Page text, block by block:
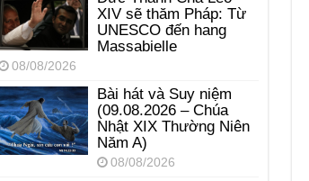
XIV sẽ thăm Pháp: Từ
UNESCO đến hang
Massabielle
08/08/2026
Bài hát và Suy niệm
(09.08.2026 – Chúa
Nhật XIX Thường Niên
Năm A)
08/08/2026